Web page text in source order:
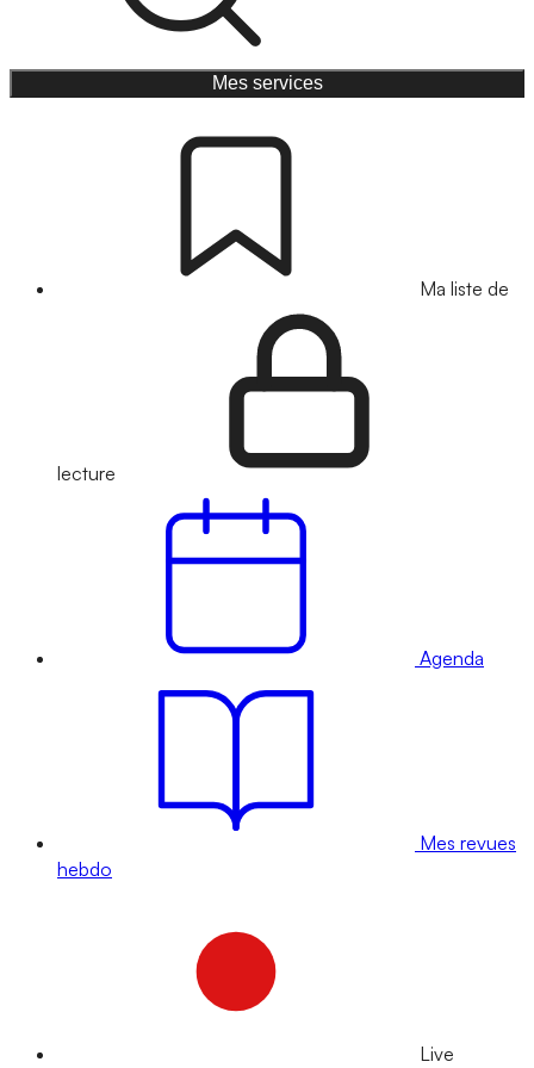
Mes services
Ma liste de
lecture
Agenda
Mes revues
hebdo
Live